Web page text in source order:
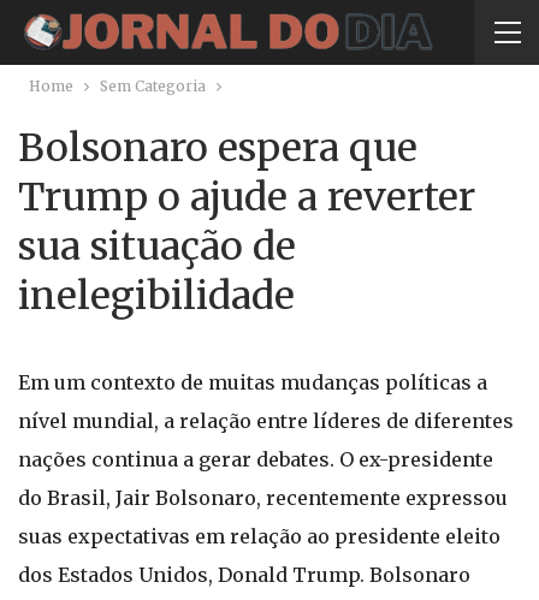
Home Sem Categoria
Bolsonaro espera que
Trump o ajude a reverter
sua situação de
inelegibilidade
Em um contexto de muitas mudanças políticas a
nível mundial, a relação entre líderes de diferentes
nações continua a gerar debates. O ex-presidente
do Brasil, Jair Bolsonaro, recentemente expressou
suas expectativas em relação ao presidente eleito
dos Estados Unidos, Donald Trump. Bolsonaro